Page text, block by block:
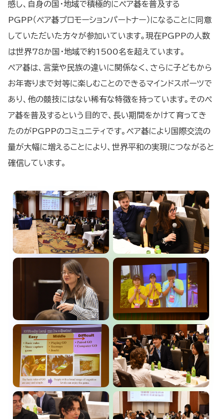
感し、自身の国・地域で積極的にペア碁を普及する
PGPP（ペア碁プロモーションパートナー）になることに同意
していただいた方々が参加いています。現在PGPPの人数
は世界78か国・地域で約1500名を超えています。
ペア碁は、言葉や民族の違いに関係なく、さらに子どもから
お年寄りまで対等に楽しむことのできるマインドスポーツで
あり、他の競技にはない稀有な特徴を持っています。そのペ
ア碁を普及するという目的で、長い期間をかけて育ってき
たのがPGPPのコミュニティです。ペア碁により国際交流の
量が大幅に増えることにより、世界平和の実現につながると
確信しています。